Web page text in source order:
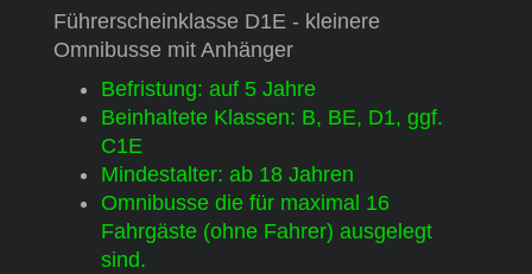
Führerscheinklasse D1E - kleinere
Omnibusse mit Anhänger
Befristung: auf 5 Jahre
Beinhaltete Klassen: B, BE, D1, ggf.
C1E
Mindestalter: ab 18 Jahren
Omnibusse die für maximal 16
Fahrgäste (ohne Fahrer) ausgelegt
sind.